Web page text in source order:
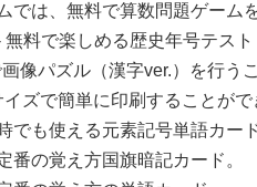
では、無料で算数問題ゲーム
無料で楽しめる歴史年号テスト
像パズル（漢字ver.）を行う
ズで簡単に印刷することがで
でも使える元素記号単語カード
番の覚え方国旗暗記カード。